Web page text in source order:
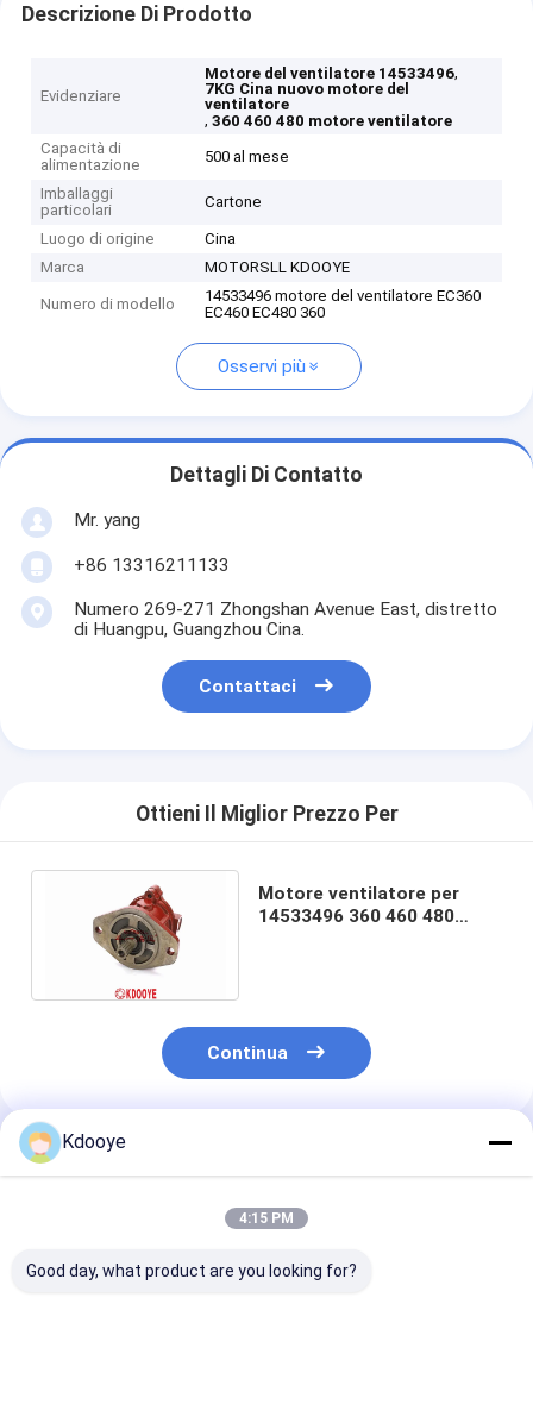
Descrizione Di Prodotto
Evidenziare
Motore del ventilatore 14533496,
7KG Cina nuovo motore del
ventilatore
,360 460 480 motore ventilatore
Capacità di
alimentazione
500 al mese
Imballaggi
particolari
Cartone
Luogo di origine
Cina
Marca
MOTORSLL KDOOYE
Numero di modello
14533496 motore del ventilatore EC360
EC460 EC480 360
Osservi più
Dettagli Di Contatto
Mr. yang
+86 13316211133
Numero 269-271 Zhongshan Avenue East, distretto
di Huangpu, Guangzhou Cina.
Contattaci
Ottieni Il Miglior Prezzo Per
Motore ventilatore per
14533496 360 460 480
Continua
Prodotti Raccomandati
Kdooye
4:15 PM
Good day, what product are you looking for?